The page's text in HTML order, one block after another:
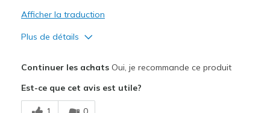
Afficher la traduction
Plus de détails
Les meilleures utilisations
Continuer les achatsOui, je recommande ce produit
Est-ce que cet avis est utile?